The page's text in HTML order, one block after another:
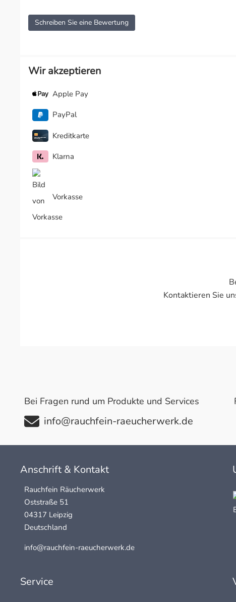
Schreiben Sie eine Bewertung
Wir akzeptieren
Apple Pay
PayPal
Kreditkarte
Klarna
Vorkasse
Kontaktieren Sie
Bei Fragen rund um Produkte und Services
info@rauchfein-raeucherwerk.de
Anschrift & Kontakt
Rauchfein Räucherwerk
Oststraße 51
04317 Leipzig
Deutschland
info@rauchfein-raeucherwerk.de
Service